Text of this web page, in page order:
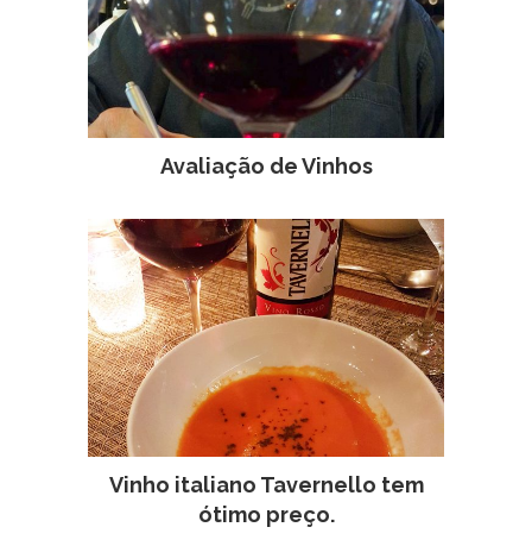
Avaliação de Vinhos
Vinho italiano Tavernello tem
ótimo preço.